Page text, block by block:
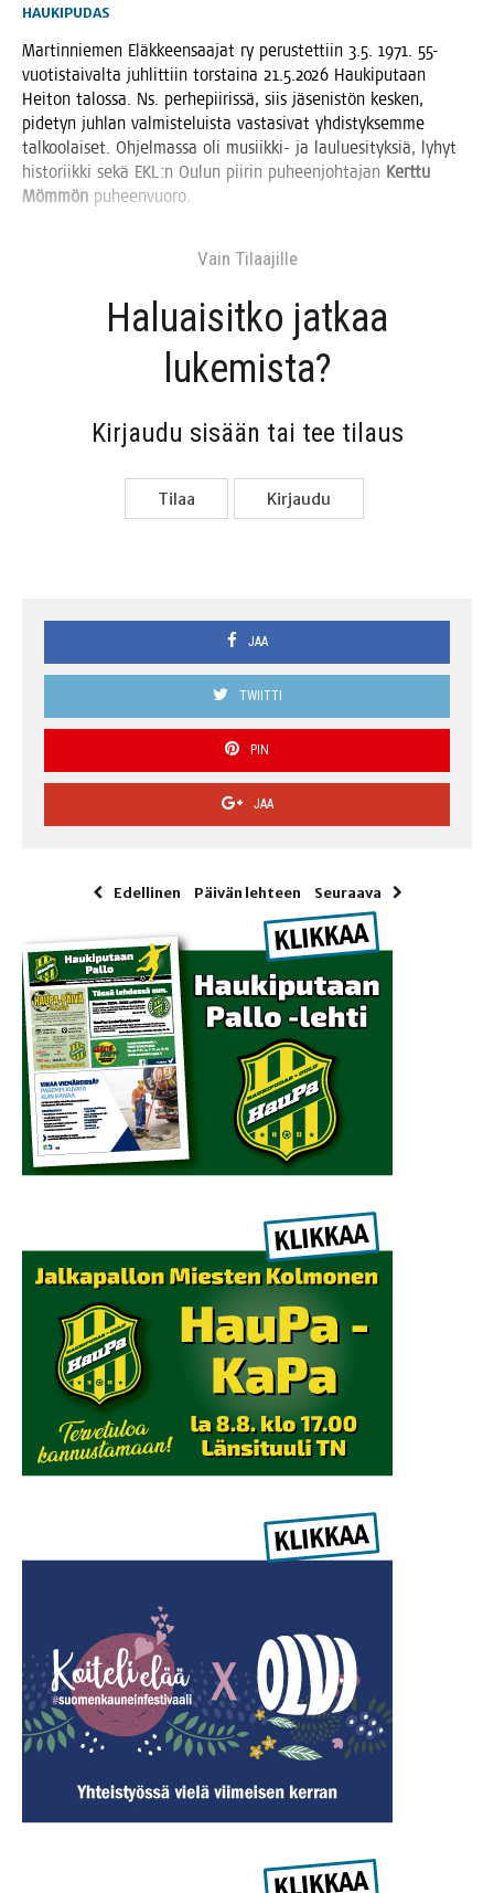
HAUKIPUDAS
Mar­tin­nie­men Eläk­keen­saa­jat ry perus­tet­tiin 3.5. 1971. 55-
vuo­tis­tai­val­ta juh­lit­tiin tors­tai­na 21.5.2026 Hau­ki­pu­taan
Hei­ton talos­sa. Ns. per­he­pii­ris­sä, siis jäse­nis­tön kes­ken,
pide­tyn juh­lan val­mis­te­luis­ta vas­ta­si­vat yhdis­tyk­sem­me
tal­koo­lai­set. Ohjel­mas­sa oli musiik­ki- ja lau­lue­si­tyk­siä, lyhyt
his­to­riik­ki sekä EKL:n Oulun pii­rin puheen­joh­ta­jan Kert­tu
Möm­mön puheenvuoro.
Vain Tilaa­jil­le
Haluai­sit­ko jat­kaa
lukemista?
Kir­jau­du sisään tai tee tilaus
Tilaa Kir­jau­du
JAA
TWIITTI
PIN
JAA
Edellinen Päivän lehteen Seuraava